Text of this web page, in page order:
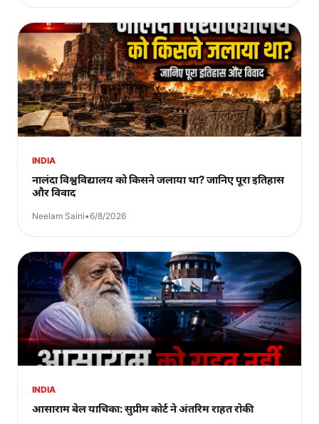
INDIA
नालंदा विश्वविद्यालय को किसने जलाया था? जानिए पूरा इतिहास
और विवाद
Neelam Saini•6/8/2026
INDIA
आसाराम बेल याचिका: सुप्रीम कोर्ट ने अंतरिम राहत रोकी